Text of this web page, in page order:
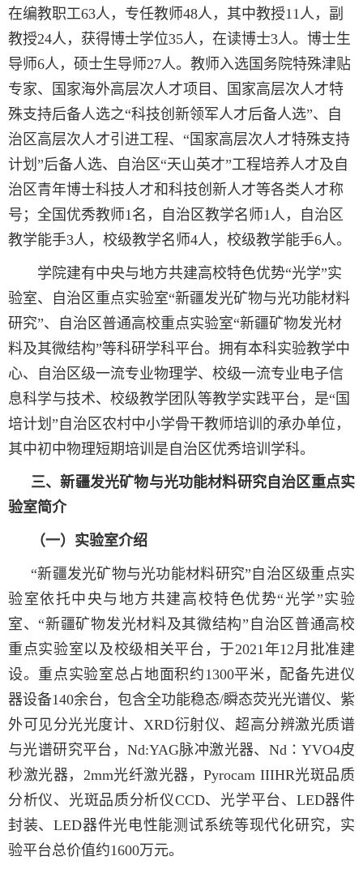
在编教职工63人，专任教师48人，其中教授11人，副
教授24人，获得博士学位35人，在读博士3人。博士生
导师6人，硕士生导师27人。教师入选国务院特殊津贴
专家、国家海外高层次人才项目、国家高层次人才特
殊支持后备人选之“科技创新领军人才后备人选”、自
治区高层次人才引进工程、“国家高层次人才特殊支持
计划”后备人选、自治区“天山英才”工程培养人才及自
治区青年博士科技人才和科技创新人才等各类人才称
号；全国优秀教师1名，自治区教学名师1人，自治区
教学能手3人，校级教学名师4人，校级教学能手6人。
学院建有中央与地方共建高校特色优势“光学”实
验室、自治区重点实验室“新疆发光矿物与光功能材料
研究”、自治区普通高校重点实验室“新疆矿物发光材
料及其微结构”等科研学科平台。拥有本科实验教学中
心、自治区级一流专业物理学、校级一流专业电子信
息科学与技术、校级教学团队等教学实践平台，是“国
培计划”自治区农村中小学骨干教师培训的承办单位，
其中初中物理短期培训是自治区优秀培训学科。
三、新疆发光矿物与光功能材料研究自治区重点实
验室简介
（一）实验室介绍
“新疆发光矿物与光功能材料研究”自治区级重点实
验室依托中央与地方共建高校特色优势“光学”实验
室、“新疆矿物发光材料及其微结构”自治区普通高校
重点实验室以及校级相关平台， 于2021年12月 批准建
设。重点实验室总占地面积约1300平米， 配备先进仪
器设备140余台， 包含全功能稳态/瞬态荧光光谱仪、紫
外可见分光光度计、XRD衍射仪、超高分辨激光质谱
与光谱研究平台，Nd:YAG脉冲激光器、Nd∶YVO4皮
秒激光器，2mm光纤激光器，Pyrocam IIIHR光斑品质
分析仪、光斑品质分析仪CCD、光学平台、LED器件
封装、LED器件光电性能测试系统等现代化研究，实
验平台总价值约1600万元。